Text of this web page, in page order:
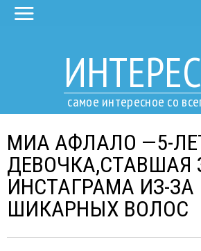
самое интересное со
МИА АФЛАЛО —5-
ДЕВОЧКА,СТАВШАЯ
ИНСТАГРАМА ИЗ-ЗА
ШИКАРНЫХ ВОЛОС